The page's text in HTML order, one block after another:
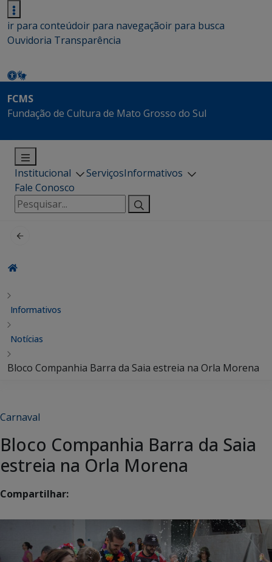
ir para conteúdoir para navegaçãoir para busca
Ouvidoria Transparência
FCMS
Fundação de Cultura de Mato Grosso do Sul
Institucional ServiçosInformativos
Fale Conosco
Pesquisar
por:
Informativos
Notícias
Bloco Companhia Barra da Saia estreia na Orla Morena
Carnaval
Bloco Companhia Barra da Saia
estreia na Orla Morena
Compartilhar: